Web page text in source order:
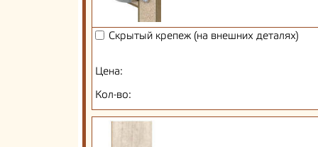
Скрытый крепеж (на внешних деталях)
Цена:
Кол-во: